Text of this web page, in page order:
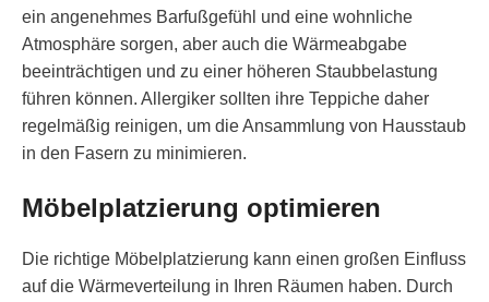
ein angenehmes Barfußgefühl und eine wohnliche
Atmosphäre sorgen, aber auch die Wärmeabgabe
beeinträchtigen und zu einer höheren Staubbelastung
führen können. Allergiker sollten ihre Teppiche daher
regelmäßig reinigen, um die Ansammlung von Hausstaub
in den Fasern zu minimieren.
Möbelplatzierung optimieren
Die richtige Möbelplatzierung kann einen großen Einfluss
auf die Wärmeverteilung in Ihren Räumen haben. Durch